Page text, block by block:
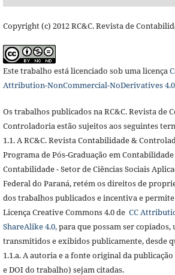
Copyright (c) 2012 RC&C. Revista de
Este trabalho está licenciado sob uma licença
Attribution-NonCommercial-NoDerivatives
Os trabalhos publicados na RC&C. Revista de
Controladoria estão sujeitos aos seguintes
1.1. A RC&C. Revista Contabilidade &
Programa de Pós-Graduação em
Contabilidade - Setor de Ciências Sociais
Federal do Paraná, retém os direitos de
dos trabalhos publicados e incentiva e
Licença Creative Commons 4.0 de CC
ShareAlike 4.0,para que possam ser
transmitidos e exibidos publicamente, desde
1.1.a. A autoria e a fonte original da
e DOI do trabalho) sejam citadas.